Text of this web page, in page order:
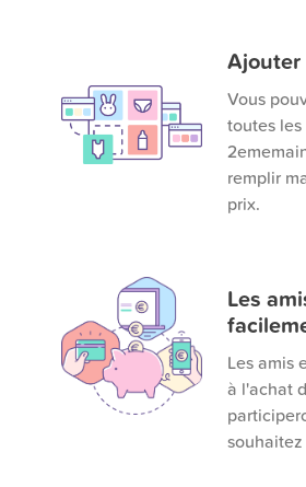
Vous
toutes
remplir
prix.
Les
Les amis
à l'achat